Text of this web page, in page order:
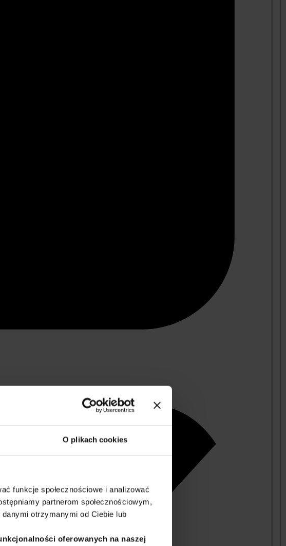
O plikach cookies
funkcje społecznościowe i analizować
partnerom społecznościowym,
otrzymanymi od Ciebie lub
oferowanych na naszej